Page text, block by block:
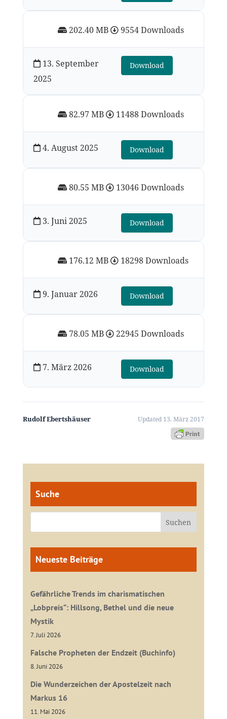
78.05 MB 22945 Downloads
7. März 2026 Download
176.12 MB 18298 Downloads
9. Januar 2026 Download
202.40 MB 9554 Downloads
13. September
2025
Download
82.97 MB 11488 Downloads
4. August 2025 Download
80.55 MB 13046 Downloads
3. Juni 2025 Download
Rudolf Ebertshäuser Updated 13. März 2017
Suche
Neueste Beiträge
Gefährliche Trends im charismatischen
„Lobpreis“: Hillsong, Bethel und die neue
Mystik
7. Juli 2026
Falsche Propheten der Endzeit (Buchinfo)
8. Juni 2026
Die Wunderzeichen der Apostelzeit nach
Markus 16
11. Mai 2026